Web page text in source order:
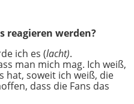
reagieren werden?
ich es (lacht).
man mich mag. Ich weiß,
hat, soweit ich weiß, die
dass die Fans das